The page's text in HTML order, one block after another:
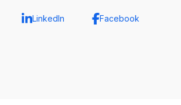
LinkedIn Facebook